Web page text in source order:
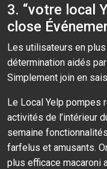
3. “votre local
close
Les utilisateurs en
détermination aidés
Simplement join en
Le Local Yelp pompes
activités de l’intérieur
semaine
farfelus et amusants.
plus efficace macaroni